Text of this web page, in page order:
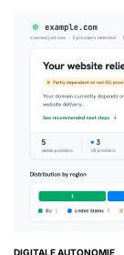
DIGITALE AUTONOMIE